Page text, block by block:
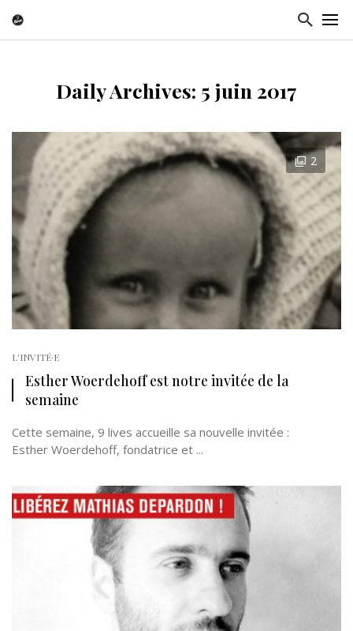
Daily Archives: 5 juin 2017
2
L'INVITÉ·E
Esther Woerdehoff est notre invitée de la
semaine
Cette semaine, 9 lives accueille sa nouvelle invitée :
Esther Woerdehoff, fondatrice et ...